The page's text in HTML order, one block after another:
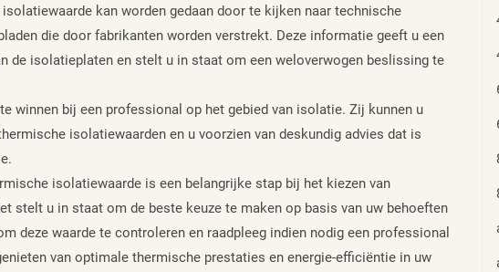
kan worden gedaan door te kijken naar technische
die door fabrikanten worden verstrekt. Deze informatie geeft u een
de isolatieplaten en stelt u in staat om een weloverwogen beslissing te
winnen bij een professional op het gebied van isolatie. Zij kunnen u
isolatiewaarden en u voorzien van deskundig advies dat is
isolatiewaarde is een belangrijke stap bij het kiezen van
stelt u in staat om de beste keuze te maken op basis van uw behoeften
deze waarde te controleren en raadpleeg indien nodig een professional
van optimale thermische prestaties en energie-efficiëntie in uw